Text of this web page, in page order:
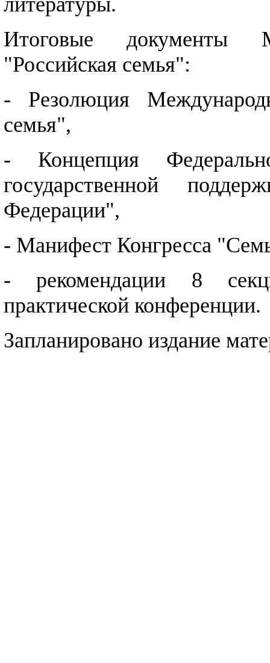
Итоговые документы
"Российская семья":
- Резолюция
семья",
- Концепция
государственной
Федерации",
- Манифест Конгресса
- рекомендации 8
практической конференции.
Запланировано издание